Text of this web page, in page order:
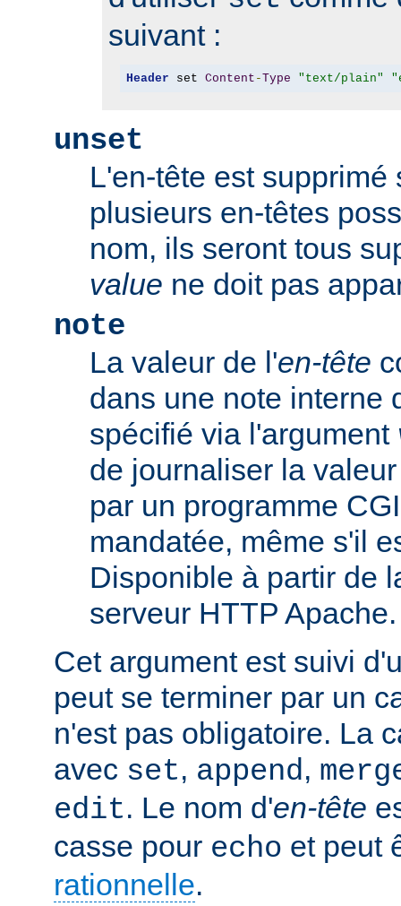
suivant :
Header set Content -Type "text/plain"
unset
L'en-tête est supprimé
plusieurs en-têtes
nom, ils seront tous
value ne doit pas
note
La valeur de l'en-tête
dans une note interne
spécifié via l'argument
de journaliser la
par un programme
mandatée, même s'il
Disponible à partir de
serveur HTTP Apache.
Cet argument est suivi
peut se terminer par un
n'est pas obligatoire. La
avec set, append,
edit. Le nom d'en-tête
casse pour echo et peut
rationnelle.